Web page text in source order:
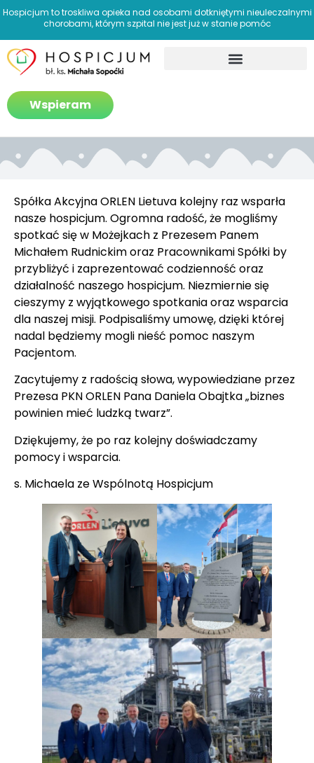
Hospicjum to troskliwa opieka nad osobami dotkniętymi nieuleczalnymi
chorobami, którym szpital nie jest już w stanie pomóc
Wspieram
Spółka Akcyjna ORLEN Lietuva kolejny raz wsparła
nasze hospicjum. Ogromna radość, że mogliśmy
spotkać się w Możejkach z Prezesem Panem
Michałem Rudnickim oraz Pracownikami Spółki by
przybliżyć i zaprezentować codzienność oraz
działalność naszego hospicjum. Niezmiernie się
cieszymy z wyjątkowego spotkania oraz wsparcia
dla naszej misji. Podpisaliśmy umowę, dzięki której
nadal będziemy mogli nieść pomoc naszym
Pacjentom.
Zacytujemy z radością słowa, wypowiedziane przez
Prezesa PKN ORLEN Pana Daniela Obajtka „biznes
powinien mieć ludzką twarz”.
Dziękujemy, że po raz kolejny doświadczamy
pomocy i wsparcia.
s. Michaela ze Wspólnotą Hospicjum